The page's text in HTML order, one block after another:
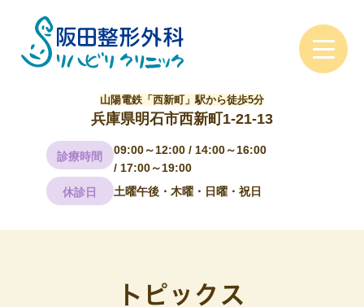
診療時間
09:00～12:00 / 14:00～16:00
/ 17:00～19:00
休診日
土曜午後・木曜・日曜・祝日
山陽電鉄「西新町」駅から徒歩5分
兵庫県明石市西新町1-21-13
トピックス